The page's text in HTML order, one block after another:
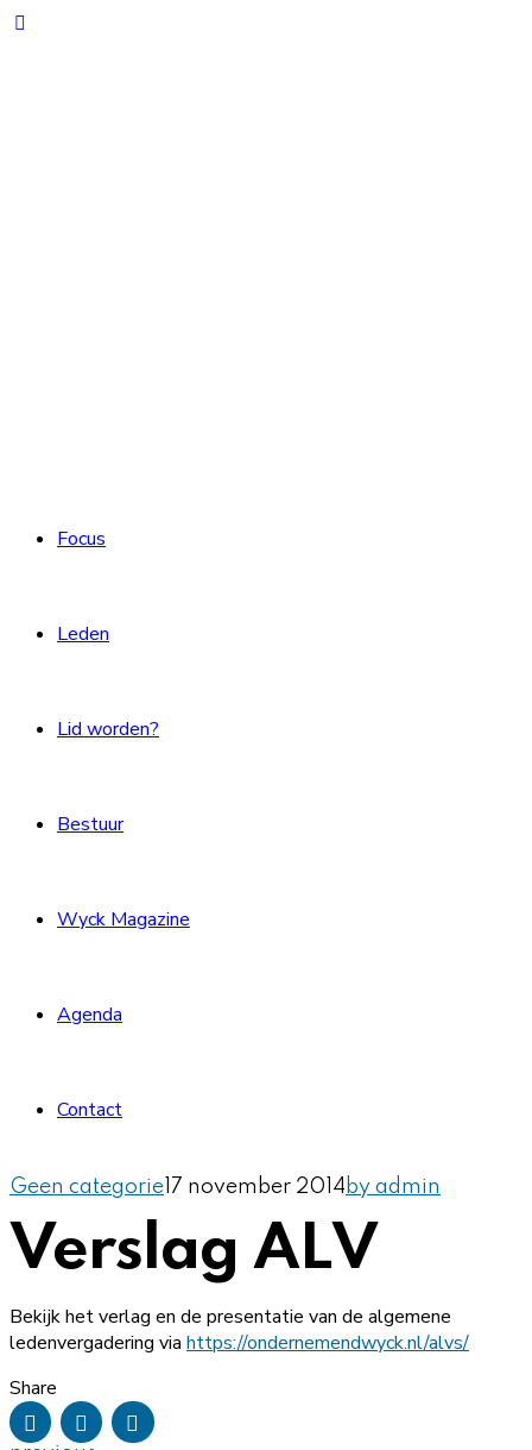
Focus
Leden
Lid worden?
Bestuur
Wyck Magazine
Agenda
Contact
Geen categorie 17 november 2014 by admin
Verslag ALV
Bekijk het verlag en de presentatie van de algemene
ledenvergadering via https://ondernemendwyck.nl/alvs/
Share